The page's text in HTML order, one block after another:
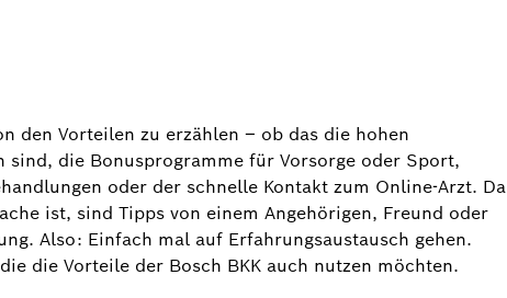
den Vorteilen zu erzählen – ob das die hohen
sind, die Bonusprogramme für Vorsorge oder Sport,
oder der schnelle Kontakt zum Online-Arzt. Da
ist, sind Tipps von einem Angehörigen, Freund oder
Also: Einfach mal auf Erfahrungsaustausch gehen.
die Vorteile der Bosch BKK auch nutzen möchten.